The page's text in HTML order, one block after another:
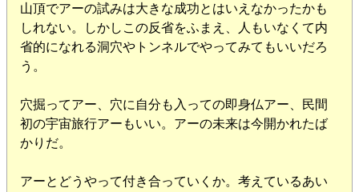
山頂でアーの試みは大きな成功とはいえなかったかも
しれない。しかしこの反省をふまえ、人もいなくて内
省的になれる洞穴やトンネルでやってみてもいいだろ
う。
穴掘ってアー、穴に自分も入っての即身仏アー、民間
初の宇宙旅行アーもいい。アーの未来は今開かれたば
かりだ。
アーとどうやって付き合っていくか。考えているあい